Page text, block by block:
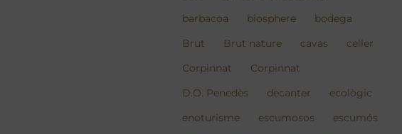
barbacoa biosphere bodega
Brut Brut nature cavas celler
Corpinnat Corpinnat
D.O. Penedès decanter ecològic
enoturisme escumosos escumós